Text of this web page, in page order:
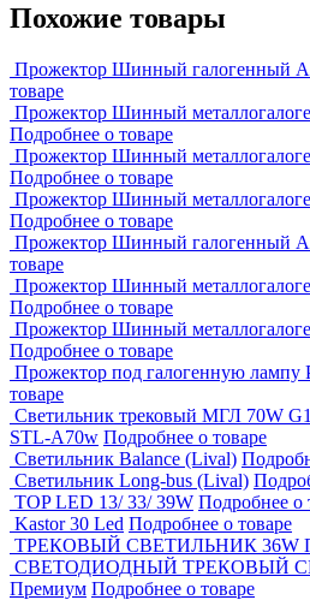
Похожие товары
Прожектор Шинный галогенный
товаре
Прожектор Шинный
Подробнее о товаре
Прожектор Шинный
Подробнее о товаре
Прожектор Шинный
Подробнее о товаре
Прожектор Шинный галогенный
товаре
Прожектор Шинный
Подробнее о товаре
Прожектор Шинный
Подробнее о товаре
Прожектор под галогенную лампу
товаре
Светильник трековый МГЛ 70W
STL-A70w Подробнее о товаре
Светильник Balance (Lival)
Светильник Long-bus (Lival)
TOP LED 13/ 33/ 39W Подробнее о
Kastor 30 Led Подробнее о товаре
ТРЕКОВЫЙ СВЕТИЛЬНИК 36W
СВЕТОДИОДНЫЙ ТРЕКОВЫЙ
Премиум Подробнее о товаре